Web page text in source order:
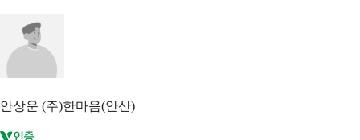
안상운 (주)한마음(안산)